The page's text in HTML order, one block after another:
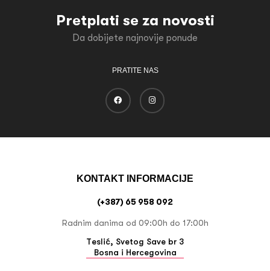
Pretplati se za novosti
Da dobijete najnovije ponude
PRATITE NAS
KONTAKT INFORMACIJE
(+387) 65 958 092
Radnim danima od 09:00h do 17:00h
Teslić, Svetog Save br 3
Bosna i Hercegovina